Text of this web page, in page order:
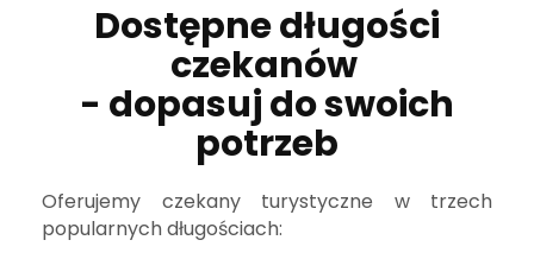
Dostępne długości
czekanów
- dopasuj do swoich
potrzeb
Oferujemy czekany turystyczne w trzech
popularnych długościach: